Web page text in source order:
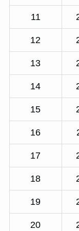
11
12
13
14
15
16
17
18
19
20